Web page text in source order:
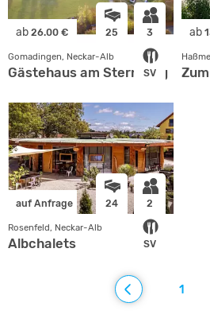
ab 26.00 € 25 3
SV
Gomadingen, Neckar-Alb
Gästehaus am Sternberg
ab
auf Anfrage 24 2
SV
Rosenfeld, Neckar-Alb
Albchalets
1